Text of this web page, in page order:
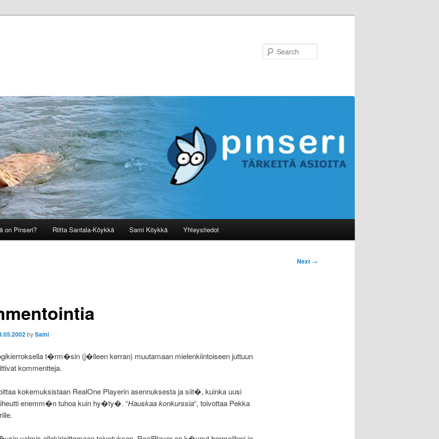
on Pinseri? Riitta Santala-Köykkä Sami Köykkä Yhteystiedot
Next →
bySami
t�rm�sin (j�lleen kerran) muutamaan mielenkiintoiseen juttuun
kommentteja.
kokemuksistaan RealOne Playerin asennuksesta ja siit�, kuinka uusi
enemm�n tuhoa kuin hy�ty�. “Hauskaa konkurssia“, toivottaa Pekka